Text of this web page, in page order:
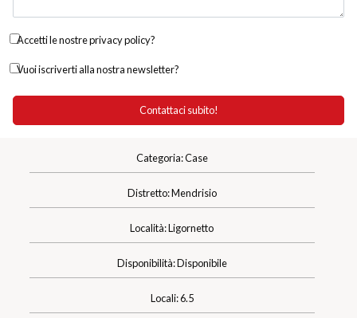
Accetti le nostre privacy policy?
Vuoi iscriverti alla nostra newsletter?
Categoria: Case
Distretto: Mendrisio
Località: Ligornetto
Disponibilità: Disponibile
Locali: 6.5